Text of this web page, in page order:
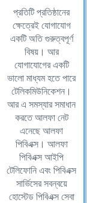
প্রতিটি প্রতিষ্ঠানের
ক্ষেত্রেই যোগাযোগ
একটি অতি গুরুত্বপূর্ণ
বিষয়। আর
যোগাযোগের একটি
ভালো মাধ্যম হতে পারে
টেলিকমিউনিকেশন।
আর এ সমস্যার সমাধান
করতে আলফা নেট
এনেছে আলফা
পিবিএক্স। আলফা
পিবিএক্স আইপি
টেলিফোনি এবং পিবিএক্স
সার্ভিসের সবন্বয়ে
হোস্টেড পিবিএক্স সেবা